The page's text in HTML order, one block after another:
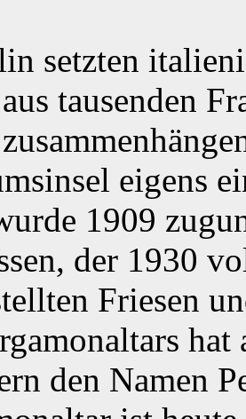
setzten
tausenden
eigens
1909
der 1930
Friesen
den Namen